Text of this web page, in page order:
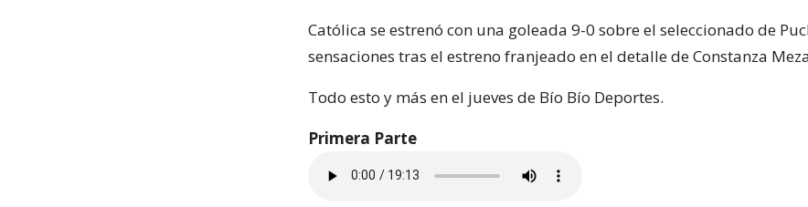
Católica se estrenó con una goleada 9-0 sobre el seleccionado de
sensaciones tras el estreno franjeado en el detalle de Constanza
Todo esto y más en el jueves de Bío Bío Deportes.
Primera Parte